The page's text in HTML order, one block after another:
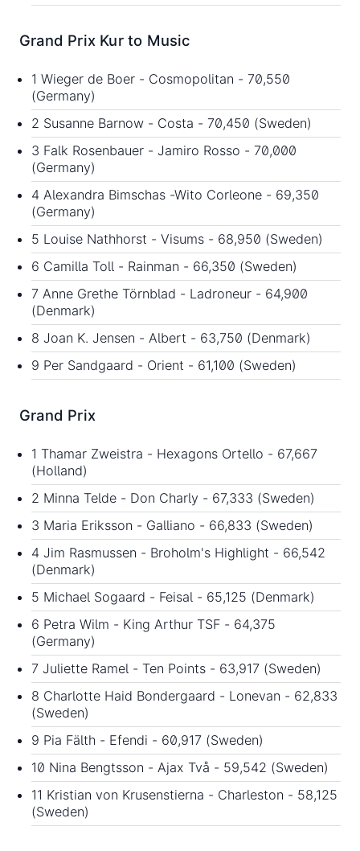
Grand Prix Kur to Music
1 Wieger de Boer - Cosmopolitan - 70,550
(Germany)
2 Susanne Barnow - Costa - 70,450 (Sweden)
3 Falk Rosenbauer - Jamiro Rosso - 70,000
(Germany)
4 Alexandra Bimschas -Wito Corleone - 69,350
(Germany)
5 Louise Nathhorst - Visums - 68,950 (Sweden)
6 Camilla Toll - Rainman - 66,350 (Sweden)
7 Anne Grethe Törnblad - Ladroneur - 64,900
(Denmark)
8 Joan K. Jensen - Albert - 63,750 (Denmark)
9 Per Sandgaard - Orient - 61,100 (Sweden)
Grand Prix
1 Thamar Zweistra - Hexagons Ortello - 67,667
(Holland)
2 Minna Telde - Don Charly - 67,333 (Sweden)
3 Maria Eriksson - Galliano - 66,833 (Sweden)
4 Jim Rasmussen - Broholm's Highlight - 66,542
(Denmark)
5 Michael Sogaard - Feisal - 65,125 (Denmark)
6 Petra Wilm - King Arthur TSF - 64,375
(Germany)
7 Juliette Ramel - Ten Points - 63,917 (Sweden)
8 Charlotte Haid Bondergaard - Lonevan - 62,833
(Sweden)
9 Pia Fälth - Efendi - 60,917 (Sweden)
10 Nina Bengtsson - Ajax Två - 59,542 (Sweden)
11 Kristian von Krusenstierna - Charleston - 58,125
(Sweden)